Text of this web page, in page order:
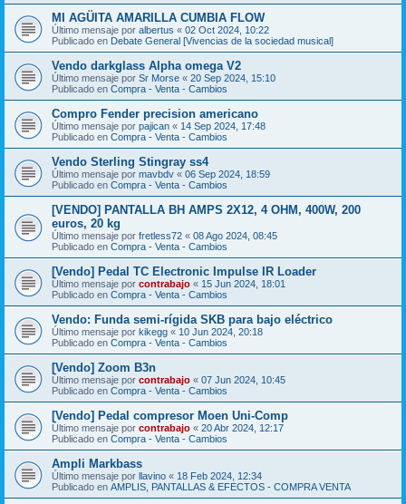
MI AGÜITA AMARILLA CUMBIA FLOW
Último mensaje por albertus « 02 Oct 2024, 10:22
Publicado en Debate General [Vivencias de la sociedad musical]
Vendo darkglass Alpha omega V2
Último mensaje por Sr Morse « 20 Sep 2024, 15:10
Publicado en Compra - Venta - Cambios
Compro Fender precision americano
Último mensaje por pajican « 14 Sep 2024, 17:48
Publicado en Compra - Venta - Cambios
Vendo Sterling Stingray ss4
Último mensaje por mavbdv « 06 Sep 2024, 18:59
Publicado en Compra - Venta - Cambios
[VENDO] PANTALLA BH AMPS 2X12, 4 OHM, 400W, 200
euros, 20 kg
Último mensaje por fretless72 « 08 Ago 2024, 08:45
Publicado en Compra - Venta - Cambios
[Vendo] Pedal TC Electronic Impulse IR Loader
Último mensaje por contrabajo « 15 Jun 2024, 18:01
Publicado en Compra - Venta - Cambios
Vendo: Funda semi-rígida SKB para bajo eléctrico
Último mensaje por kikegg « 10 Jun 2024, 20:18
Publicado en Compra - Venta - Cambios
[Vendo] Zoom B3n
Último mensaje por contrabajo « 07 Jun 2024, 10:45
Publicado en Compra - Venta - Cambios
[Vendo] Pedal compresor Moen Uni-Comp
Último mensaje por contrabajo « 20 Abr 2024, 12:17
Publicado en Compra - Venta - Cambios
Ampli Markbass
Último mensaje por llavino « 18 Feb 2024, 12:34
Publicado en AMPLIS, PANTALLAS & EFECTOS - COMPRA VENTA